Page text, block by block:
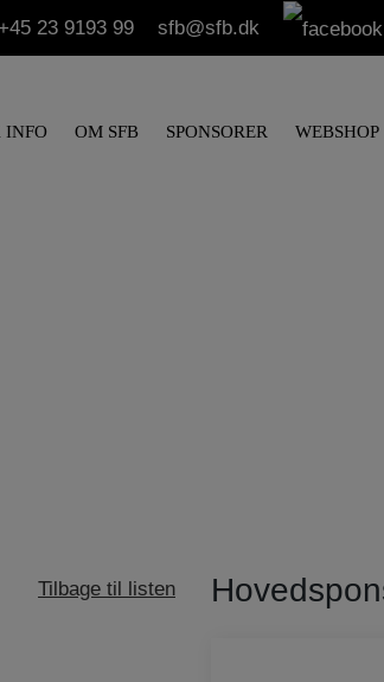
sfb@sfb.dk
+45 23 9193 99
INFO OM SFB SPONSORER WEBSHOP
Tilbage til listen